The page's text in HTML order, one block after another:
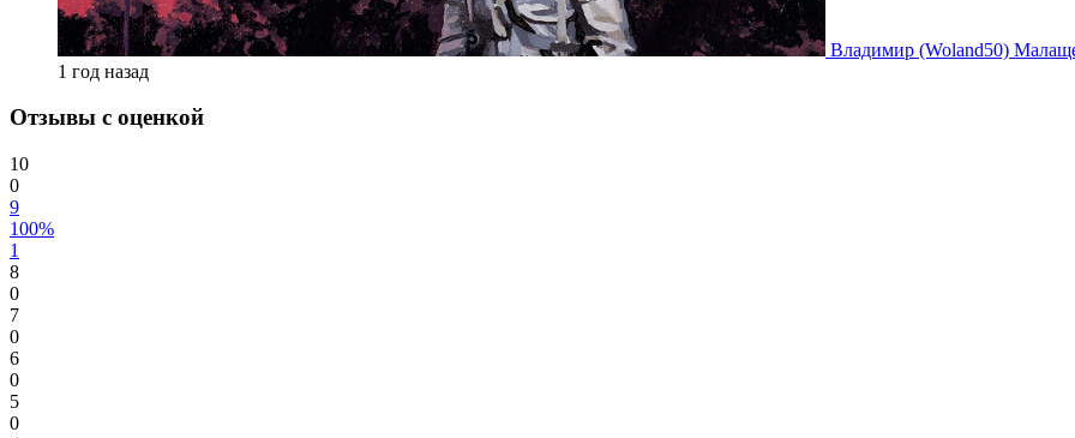
Владимир (Woland50)
1 год назад
Отзывы с оценкой
10
0
9
100%
1
8
0
7
0
6
0
5
0